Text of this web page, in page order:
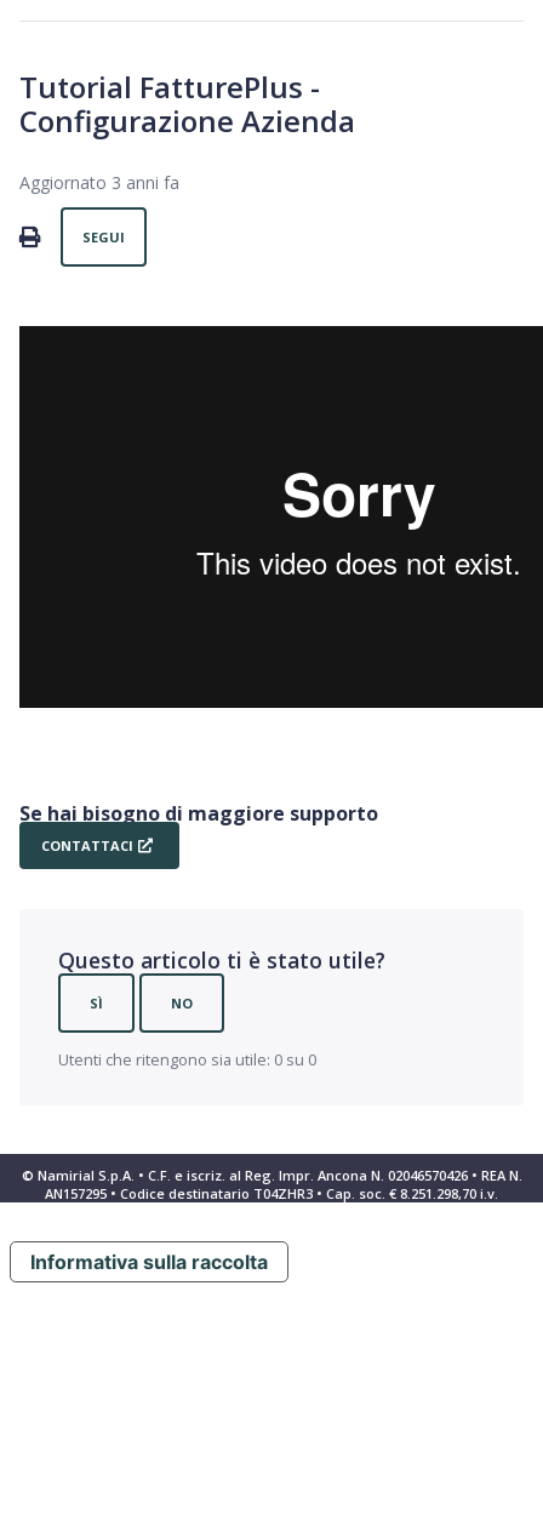
Tutorial FatturePlus -
Configurazione Azienda
Aggiornato 3 anni fa
PRINT
SEGUI
Se hai bisogno di maggiore supporto
CONTATTACI
Questo articolo ti è stato utile?
SÌ NO
Utenti che ritengono sia utile: 0 su 0
© Namirial S.p.A. • C.F. e iscriz. al Reg. Impr. Ancona N. 02046570426 • REA N.
AN157295 • Codice destinatario T04ZHR3 • Cap. soc. € 8.251.298,70 i.v.
Informativa sulla raccolta